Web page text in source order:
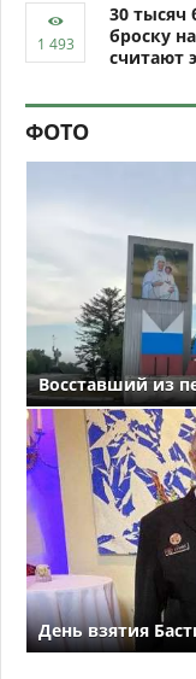
30 тысяч
броску
считают
ФОТО
Восставший из
День взятия